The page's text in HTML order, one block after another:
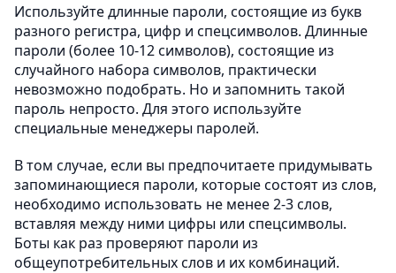
Используйте длинные пароли, состоящие из букв
разного регистра, цифр и спецсимволов. Длинные
пароли (более 10-12 символов), состоящие из
случайного набора символов, практически
невозможно подобрать. Но и запомнить такой
пароль непросто. Для этого используйте
специальные менеджеры паролей.
В том случае, если вы предпочитаете придумывать
запоминающиеся пароли, которые состоят из слов,
необходимо использовать не менее 2-3 слов,
вставляя между ними цифры или спецсимволы.
Боты как раз проверяют пароли из
общеупотребительных слов и их комбинаций.